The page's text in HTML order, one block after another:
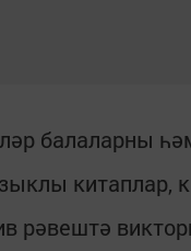
балаларны
рәвештә